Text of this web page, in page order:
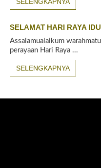
SELAMAT HARI RAYA
Assalamualaikum
perayaan Hari Raya ...
SELENGKAPNYA